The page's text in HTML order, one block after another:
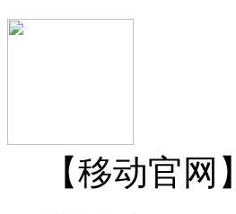
【移动官网】